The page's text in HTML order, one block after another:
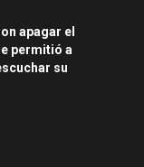
apagar el
permitió a
su